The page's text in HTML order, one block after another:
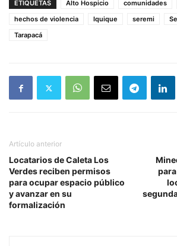
ETIQUETAS Alto Hospicio comunidades
hechos de violencia
Iquique seremi
Tarapacá
Artículo anterior
Locatarios de Caleta Los
Verdes reciben permisos
para ocupar espacio público
y avanzar en su
formalización